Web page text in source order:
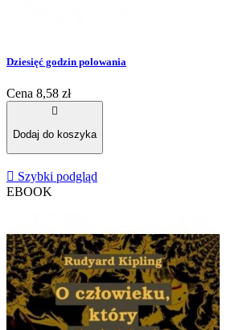
Dziesięć godzin polowania
Cena 8,58 zł

Dodaj do koszyka
 Szybki podgląd
EBOOK